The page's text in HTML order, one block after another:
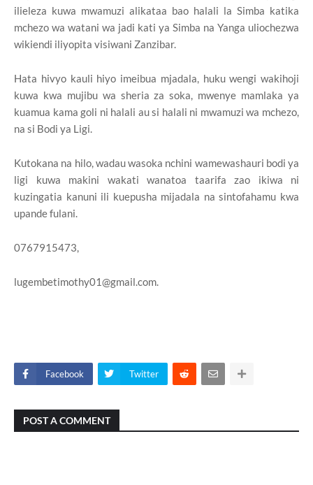
ilieleza kuwa mwamuzi alikataa bao halali la Simba katika
mchezo wa watani wa jadi kati ya Simba na Yanga uliochezwa
wikiendi iliyopita visiwani Zanzibar.
Hata hivyo kauli hiyo imeibua mjadala, huku wengi wakihoji
kuwa kwa mujibu wa sheria za soka, mwenye mamlaka ya
kuamua kama goli ni halali au si halali ni mwamuzi wa mchezo,
na si Bodi ya Ligi.
Kutokana na hilo, wadau wasoka nchini wamewashauri bodi ya
ligi kuwa makini wakati wanatoa taarifa zao ikiwa ni
kuzingatia kanuni ili kuepusha mijadala na sintofahamu kwa
upande fulani.
0767915473,
lugembetimothy01@gmail.com.
Facebook Twitter
POST A COMMENT